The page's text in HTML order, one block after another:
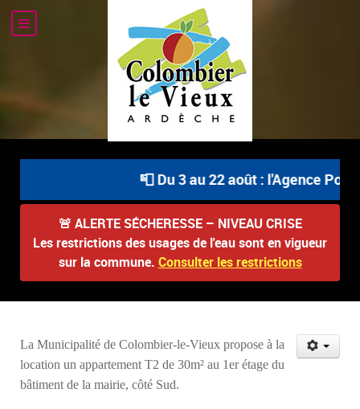
📮 Du 3 au 22 août : l'Agence
🚨 ALERTE SÉCHERESSE – NIVEAU CRISE
Les restrictions des usages de l'eau sont en vigueur
sur la commune. Consulter les restrictions
La Municipalité de Colombier-le-Vieux propose à la
location un appartement T2 de 30m² au 1er étage du
bâtiment de la mairie, côté Sud.